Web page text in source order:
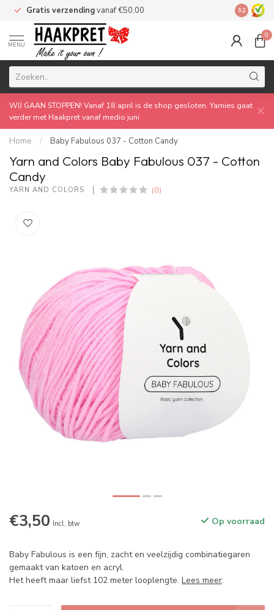
Gratis verzendingvanaf €50,00 Made by
9.2
MENU
0
WIJ GAAN STOPPEN! Vanaf 18 april is de shop gesloten. Yarnies gaat
verder met Haakpret vanaf medio juni
Home / Baby Fabulous 037 - Cotton Candy
Yarn and Colors Baby Fabulous 037 - Cotton
Candy
YARN AND COLORS (0)
€3,50 Incl. btw Op voorraad
Baby Fabulous is een fijn, zacht en veelzijdig combinatiegaren
gemaakt van katoen en acryl.
Het heeft maar liefst 102 meter looplengte. Lees meer.